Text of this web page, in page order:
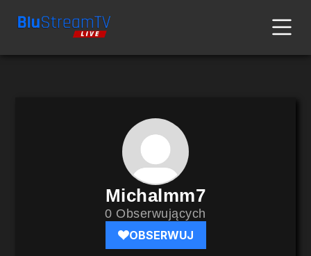
Michalmm7
0 Obserwujących
OBSERWUJ